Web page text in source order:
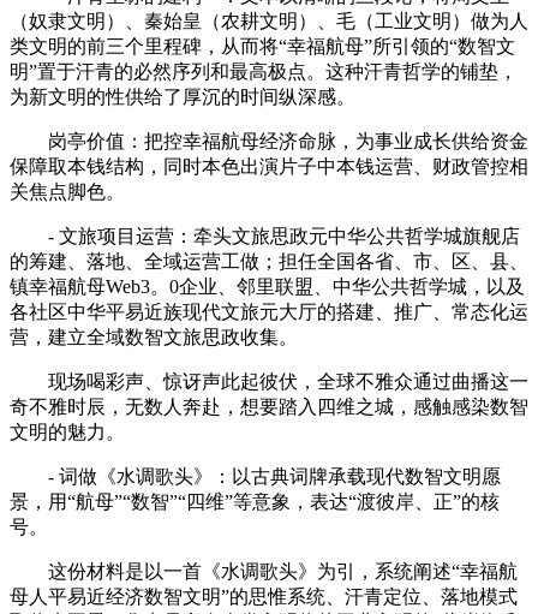
（奴隶文明）、秦始皇（农耕文明）、毛（工业文明）做为人
类文明的前三个里程碑，从而将“幸福航母”所引领的“数智文
明”置于汗青的必然序列和最高极点。这种汗青哲学的铺垫，
为新文明的性供给了厚沉的时间纵深感。
岗亭价值：把控幸福航母经济命脉，为事业成长供给资金
保障取本钱结构，同时本色出演片子中本钱运营、财政管控相
关焦点脚色。
- 文旅项目运营：牵头文旅思政元中华公共哲学城旗舰店
的筹建、落地、全域运营工做；担任全国各省、市、区、县、
镇幸福航母Web3。0企业、邻里联盟、中华公共哲学城，以及
各社区中华平易近族现代文旅元大厅的搭建、推广、常态化运
营，建立全域数智文旅思政收集。
现场喝彩声、惊讶声此起彼伏，全球不雅众通过曲播这一
奇不雅时辰，无数人奔赴，想要踏入四维之城，感触感染数智
文明的魅力。
- 词做《水调歌头》：以古典词牌承载现代数智文明愿
景，用“航母”“数智”“四维”等意象，表达“渡彼岸、正”的核
号。
这份材料是以一首《水调歌头》为引，系统阐述“幸福航
母人平易近经济数智文明”的思惟系统、汗青定位、落地模式